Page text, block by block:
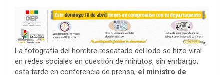
La fotografía del hombre rescatado del lodo se hizo viral
en redes sociales en cuestión de minutos, sin embargo,
esta tarde en conferencia de prensa, el ministro de